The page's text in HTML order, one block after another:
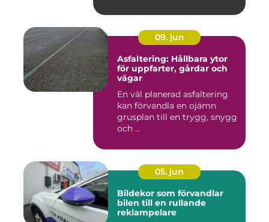
09. jun
Asfaltering: Hållbara ytor
för uppfarter, gårdar och
vägar
En väl planerad asfaltering
kan förvandla en ojämn
grusplan till en trygg, snygg
och ...
05. jun
Bildekor som förvandlar
bilen till en rullande
reklampelare